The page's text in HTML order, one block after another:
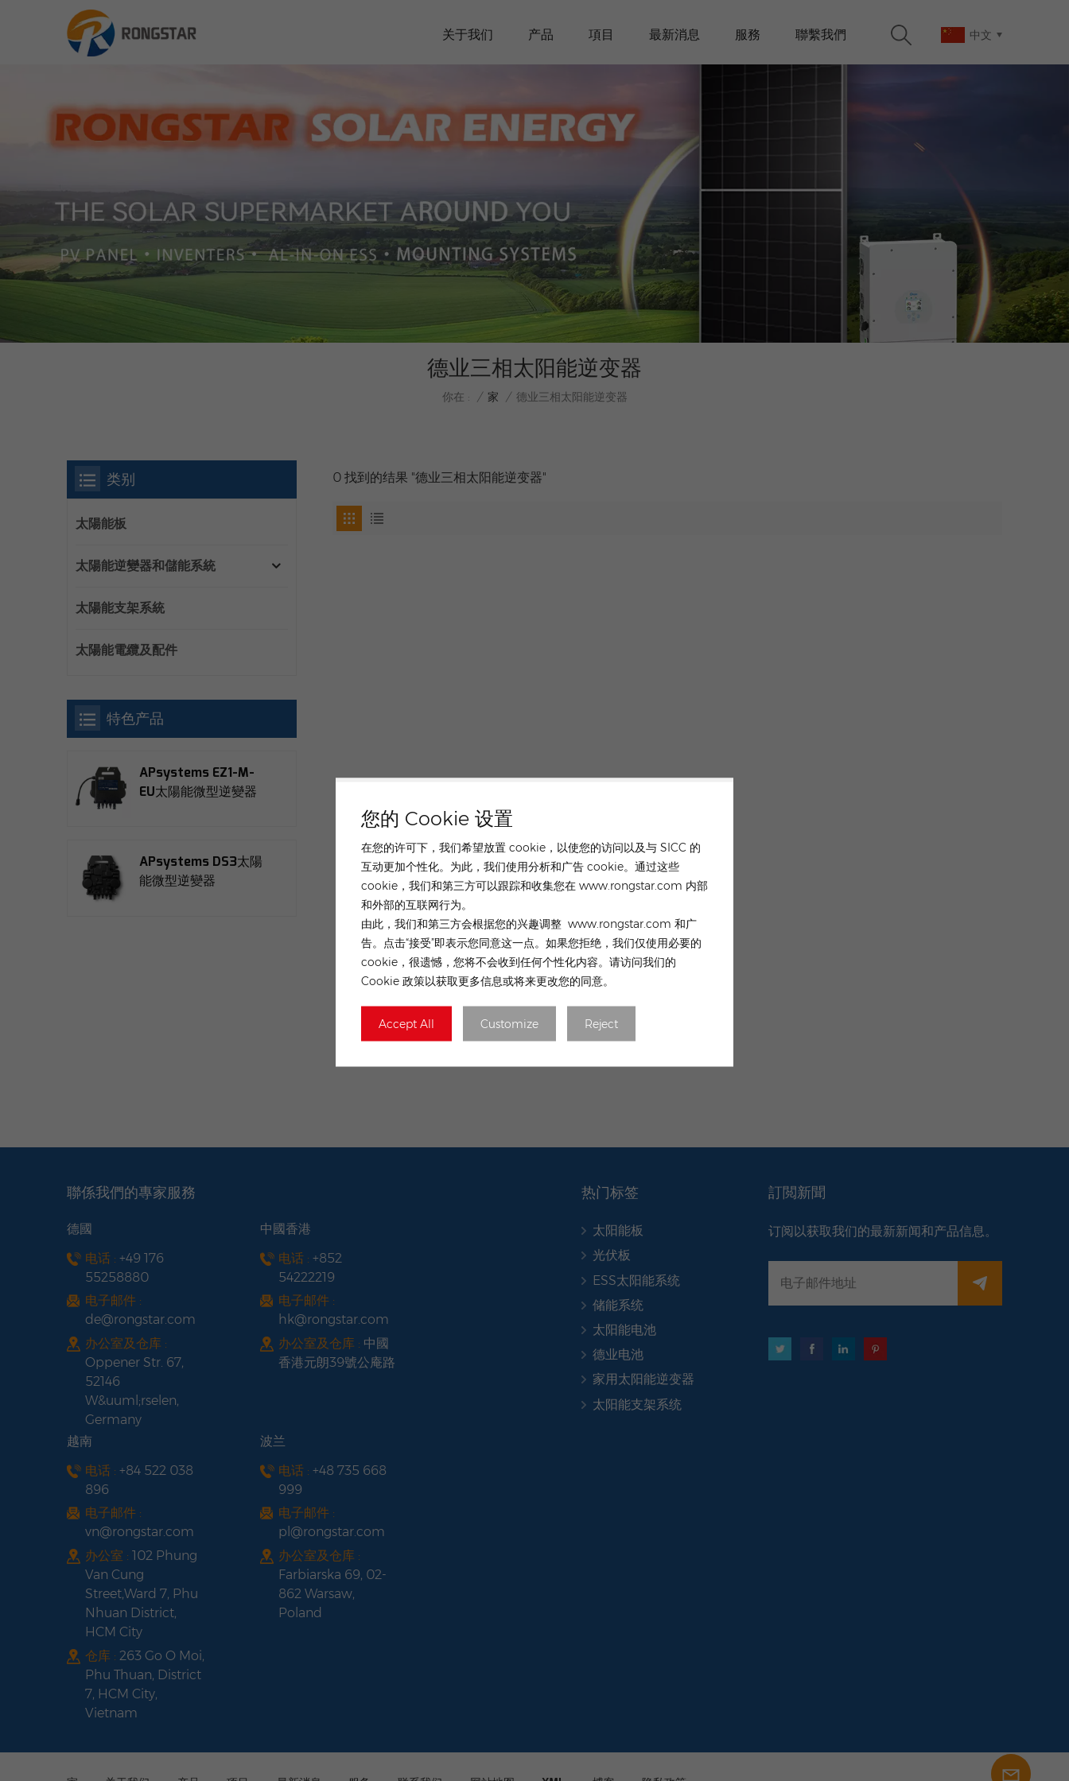
您的 Cookie 设置
在您的许可下，我们希望放置 cookie，以使您的访问以及与 SICC 的
互动更加个性化。为此，我们使用分析和广告 cookie。通过这些
cookie，我们和第三方可以跟踪和收集您在 www.rongstar.com 内部
和外部的互联网行为。
由此，我们和第三方会根据您的兴趣调整 www.rongstar.com 和广
告。点击“接受”即表示您同意这一点。如果您拒绝，我们仅使用必要的
cookie，很遗憾，您将不会收到任何个性化内容。请访问我们的
Cookie 政策以获取更多信息或将来更改您的同意。
Accept All Customize Reject
中文
关于我们 产品 項目 最新消息 服務 聯繫我們
德业三相太阳能逆变器
你在 : / 家 / 德业三相太阳能逆变器
0 找到的结果 "德业三相太阳能逆变器"
类别
太陽能板
太陽能逆變器和儲能系統
太陽能支架系統
太陽能電纜及配件
特色产品
APsystems EZ1-M-
EU太陽能微型逆變器
APsystems DS3太陽
能微型逆變器
聯係我們的專家服務
德國
电话 : +49 176
55258880
电子邮件 :
de@rongstar.com
办公室及仓库 :
Oppener Str. 67,
52146
W&uuml;rselen,
Germany
中國香港
电话 :+852
54222219
电子邮件 :
hk@rongstar.com
办公室及仓库 : 中國
香港元朗39號公庵路
越南
电话 : +84 522 038
896
电子邮件 :
vn@rongstar.com
办公室 : 102 Phung
Van Cung
Street,Ward 7, Phu
Nhuan District,
HCM City
仓库 : 263 Go O Moi,
Phu Thuan, District
7, HCM City,
Vietnam
波兰
电话 :+48 735 668
999
电子邮件 :
pl@rongstar.com
办公室及仓库 :
Farbiarska 69, 02-
862 Warsaw,
Poland
热门标签
太阳能板
光伏板
ESS太阳能系统
储能系统
太阳能电池
德业电池
家用太阳能逆变器
太阳能支架系统
訂閲新聞
订阅以获取我们的最新新闻和产品信息。